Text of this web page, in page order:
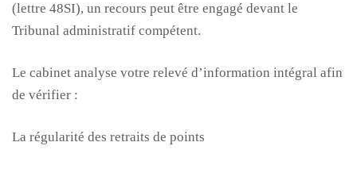
(lettre 48SI), un recours peut être engagé devant le
Tribunal administratif compétent.
Le cabinet analyse votre relevé d’information intégral afin
de vérifier :
La régularité des retraits de points